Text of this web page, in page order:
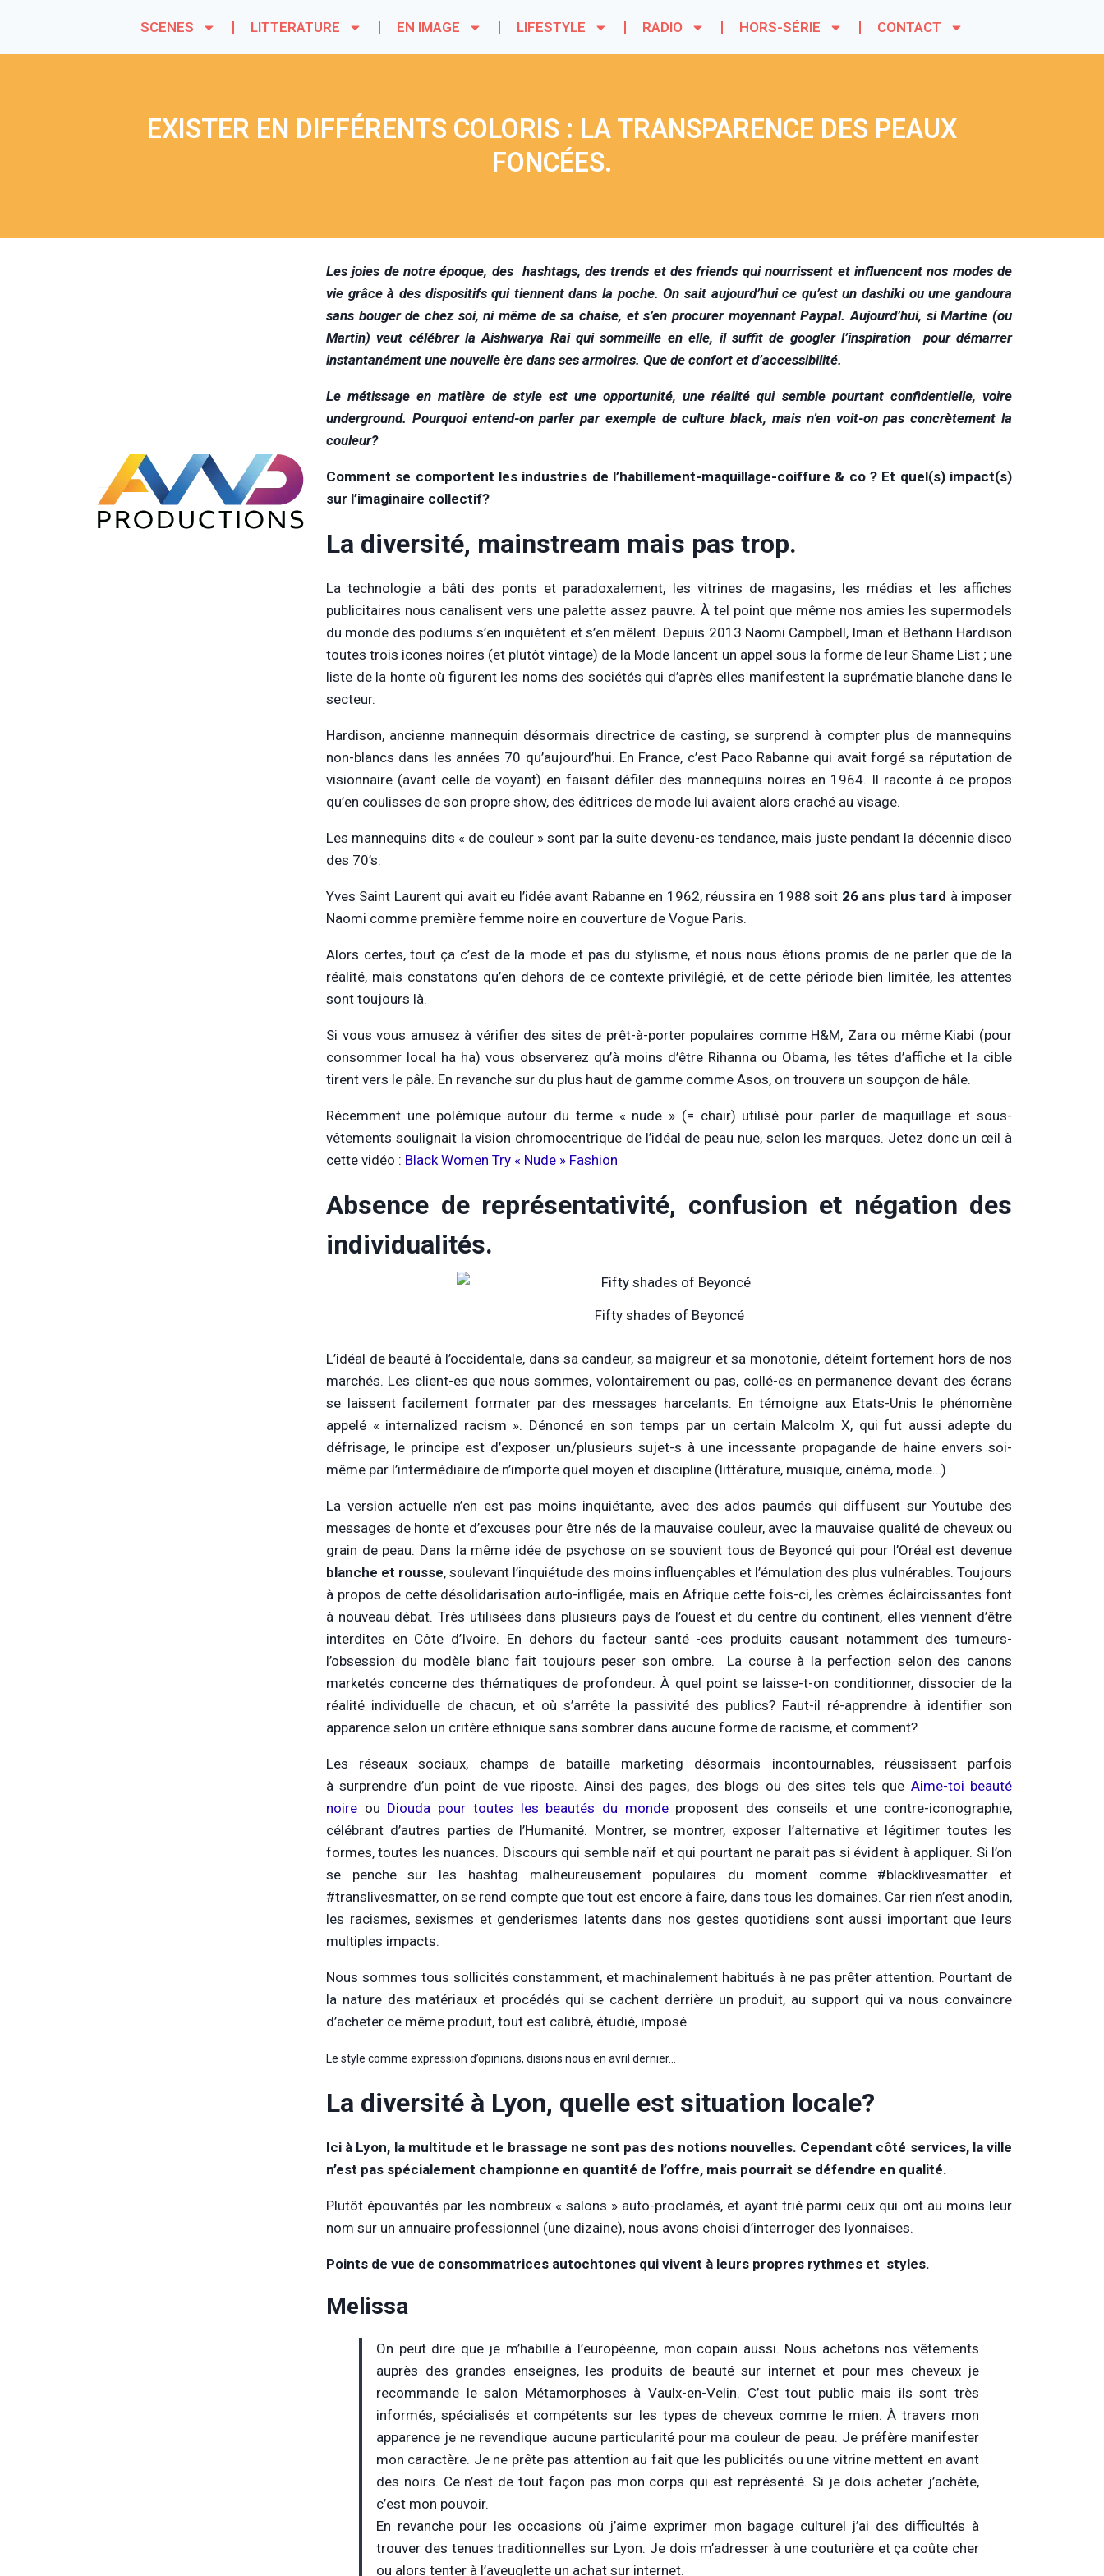
SCENES LITTERATURE EN IMAGE LIFESTYLE RADIO HORS-SÉRIE CONTACT
EXISTER EN DIFFÉRENTS COLORIS : LA TRANSPARENCE DES PEAUX
FONCÉES.
Les joies de notre époque, des hashtags, des trends et des friends qui nourrissent et influencent nos modes de
vie grâce à des dispositifs qui tiennent dans la poche. On sait aujourd’hui ce qu’est un dashiki ou une gandoura
sans bouger de chez soi, ni même de sa chaise, et s’en procurer moyennant Paypal. Aujourd’hui, si Martine (ou
Martin) veut célébrer la Aishwarya Rai qui sommeille en elle, il suffit de googler l’inspiration pour démarrer
instantanément une nouvelle ère dans ses armoires. Que de confort et d’accessibilité.
Le métissage en matière de style est une opportunité, une réalité qui semble pourtant confidentielle, voire
underground. Pourquoi entend-on parler par exemple de culture black, mais n’en voit-on pas concrètement la
couleur?
Comment se comportent les industries de l’habillement-maquillage-coiffure & co ? Et quel(s) impact(s)
sur l’imaginaire collectif?
La diversité, mainstream mais pas trop.
La technologie a bâti des ponts et paradoxalement, les vitrines de magasins, les médias et les affiches
publicitaires nous canalisent vers une palette assez pauvre. À tel point que même nos amies les supermodels
du monde des podiums s’en inquiètent et s’en mêlent. Depuis 2013 Naomi Campbell, Iman et Bethann Hardison
toutes trois icones noires (et plutôt vintage) de la Mode lancent un appel sous la forme de leur Shame List ; une
liste de la honte où figurent les noms des sociétés qui d’après elles manifestent la suprématie blanche dans le
secteur.
Hardison, ancienne mannequin désormais directrice de casting, se surprend à compter plus de mannequins
non-blancs dans les années 70 qu’aujourd’hui. En France, c’est Paco Rabanne qui avait forgé sa réputation de
visionnaire (avant celle de voyant) en faisant défiler des mannequins noires en 1964. Il raconte à ce propos
qu’en coulisses de son propre show, des éditrices de mode lui avaient alors craché au visage.
Les mannequins dits « de couleur » sont par la suite devenu-es tendance, mais juste pendant la décennie disco
des 70’s.
Yves Saint Laurent qui avait eu l’idée avant Rabanne en 1962, réussira en 1988 soit 26 ans plus tard à imposer
Naomi comme première femme noire en couverture de Vogue Paris.
Alors certes, tout ça c’est de la mode et pas du stylisme, et nous nous étions promis de ne parler que de la
réalité, mais constatons qu’en dehors de ce contexte privilégié, et de cette période bien limitée, les attentes
sont toujours là.
Si vous vous amusez à vérifier des sites de prêt-à-porter populaires comme H&M, Zara ou même Kiabi (pour
consommer local ha ha) vous observerez qu’à moins d’être Rihanna ou Obama, les têtes d’affiche et la cible
tirent vers le pâle. En revanche sur du plus haut de gamme comme Asos, on trouvera un soupçon de hâle.
Récemment une polémique autour du terme « nude » (= chair) utilisé pour parler de maquillage et sous-
vêtements soulignait la vision chromocentrique de l’idéal de peau nue, selon les marques. Jetez donc un œil à
cette vidéo : Black Women Try « Nude » Fashion
Absence de représentativité, confusion et négation des
individualités.
Fifty shades of Beyoncé
L’idéal de beauté à l’occidentale, dans sa candeur, sa maigreur et sa monotonie, déteint fortement hors de nos
marchés. Les client-es que nous sommes, volontairement ou pas, collé-es en permanence devant des écrans
se laissent facilement formater par des messages harcelants. En témoigne aux Etats-Unis le phénomène
appelé « internalized racism ». Dénoncé en son temps par un certain Malcolm X, qui fut aussi adepte du
défrisage, le principe est d’exposer un/plusieurs sujet-s à une incessante propagande de haine envers soi-
même par l’intermédiaire de n’importe quel moyen et discipline (littérature, musique, cinéma, mode…)
La version actuelle n’en est pas moins inquiétante, avec des ados paumés qui diffusent sur Youtube des
messages de honte et d’excuses pour être nés de la mauvaise couleur, avec la mauvaise qualité de cheveux ou
grain de peau. Dans la même idée de psychose on se souvient tous de Beyoncé qui pour l’Oréal est devenue
blanche et rousse, soulevant l’inquiétude des moins influençables et l’émulation des plus vulnérables. Toujours
à propos de cette désolidarisation auto-infligée, mais en Afrique cette fois-ci, les crèmes éclaircissantes font
à nouveau débat. Très utilisées dans plusieurs pays de l’ouest et du centre du continent, elles viennent d’être
interdites en Côte d’Ivoire. En dehors du facteur santé -ces produits causant notamment des tumeurs-
l’obsession du modèle blanc fait toujours peser son ombre. La course à la perfection selon des canons
marketés concerne des thématiques de profondeur. À quel point se laisse-t-on conditionner, dissocier de la
réalité individuelle de chacun, et où s’arrête la passivité des publics? Faut-il ré-apprendre à identifier son
apparence selon un critère ethnique sans sombrer dans aucune forme de racisme, et comment?
Les réseaux sociaux, champs de bataille marketing désormais incontournables, réussissent parfois
à surprendre d’un point de vue riposte. Ainsi des pages, des blogs ou des sites tels que Aime-toi beauté
noire ou Diouda pour toutes les beautés du mondeproposent des conseils et une contre-iconographie,
célébrant d’autres parties de l’Humanité. Montrer, se montrer, exposer l’alternative et légitimer toutes les
formes, toutes les nuances. Discours qui semble naïf et qui pourtant ne parait pas si évident à appliquer. Si l’on
se penche sur les hashtag malheureusement populaires du moment comme #blacklivesmatter et
#translivesmatter, on se rend compte que tout est encore à faire, dans tous les domaines. Car rien n’est anodin,
les racismes, sexismes et genderismes latents dans nos gestes quotidiens sont aussi important que leurs
multiples impacts.
Nous sommes tous sollicités constamment, et machinalement habitués à ne pas prêter attention. Pourtant de
la nature des matériaux et procédés qui se cachent derrière un produit, au support qui va nous convaincre
d’acheter ce même produit, tout est calibré, étudié, imposé.
Le style comme expression d’opinions, disions nous en avril dernier…
La diversité à Lyon, quelle est situation locale?
Ici à Lyon, la multitude et le brassage ne sont pas des notions nouvelles. Cependant côté services, la ville
n’est pas spécialement championne en quantité de l’offre, mais pourrait se défendre en qualité.
Plutôt épouvantés par les nombreux « salons » auto-proclamés, et ayant trié parmi ceux qui ont au moins leur
nom sur un annuaire professionnel (une dizaine), nous avons choisi d’interroger des lyonnaises.
Points de vue de consommatrices autochtones qui vivent à leurs propres rythmes et styles.
Melissa
On peut dire que je m’habille à l’européenne, mon copain aussi. Nous achetons nos vêtements
auprès des grandes enseignes, les produits de beauté sur internet et pour mes cheveux je
recommande le salon Métamorphoses à Vaulx-en-Velin. C’est tout public mais ils sont très
informés, spécialisés et compétents sur les types de cheveux comme le mien. À travers mon
apparence je ne revendique aucune particularité pour ma couleur de peau. Je préfère manifester
mon caractère. Je ne prête pas attention au fait que les publicités ou une vitrine mettent en avant
des noirs. Ce n’est de tout façon pas mon corps qui est représenté. Si je dois acheter j’achète,
c’est mon pouvoir.
En revanche pour les occasions où j’aime exprimer mon bagage culturel j’ai des difficultés à
trouver des tenues traditionnelles sur Lyon. Je dois m’adresser à une couturière et ça coûte cher
ou alors tenter à l’aveuglette un achat sur internet.